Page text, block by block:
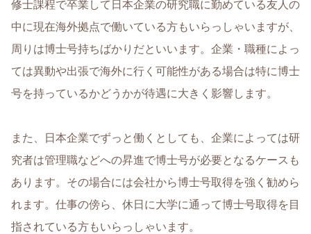
修士課程で卒業して日本企業の研究職に勤めている友人の
中に現在海外拠点で働いている方もいらっしゃいますが、
周りは博士号持ちばかりだといいます。企業・職種によっ
ては異動や出張で海外に行く可能性がある場合は特に博士
号を持っているかどうかが待遇に大きく影響します。
また、日本企業でずっと働くとしても、企業によっては研
究者は管理職などへの昇進で博士号が必要となるケースも
あります。その場合には会社から博士号取得を強く勧めら
れます。仕事の傍ら、休日に大学に通って博士号取得を目
指されている方もいらっしゃいます。